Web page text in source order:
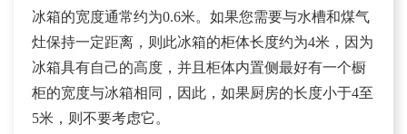
冰箱的宽度通常约为0.6米。如果您需要与水槽和煤气
灶保持一定距离，则此冰箱的柜体长度约为4米，因为
冰箱具有自己的高度，并且柜体内置侧最好有一个橱
柜的宽度与冰箱相同，因此，如果厨房的长度小于4至
5米，则不要考虑它。